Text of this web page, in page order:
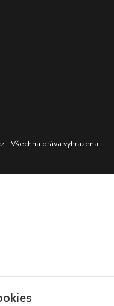
- Všechna práva vyhrazena